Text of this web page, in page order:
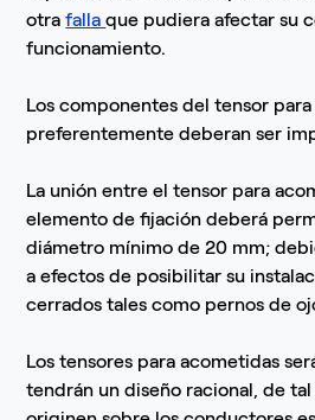
otrafallaque pudiera afectar su
funcionamiento.
Los componentes del tensor
preferentemente deberan ser
La unión entre el tensor para
elemento de fijación deberá
diámetro mínimo de 20 mm;
a efectos de posibilitar su
cerrados tales como pernos de
Los tensores para acometidas
tendrán un diseño racional, de